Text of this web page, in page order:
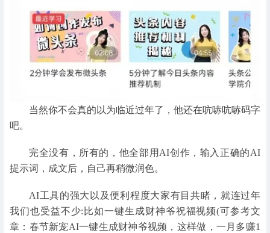
当然你不会真的以为临近过年了，他还在吭哧吭哧码字
吧。
完全没有，所有的，他全部用AI创作，输入正确的AI
提示词，成文后，自己再稍微润色。
AI工具的强大以及便利程度大家有目共睹，就连过年
我们也受益不少:比如一键生成财神爷祝福视频(可参考文
章：春节新宠AI一键生成财神爷视频，这样做，一月多赚1